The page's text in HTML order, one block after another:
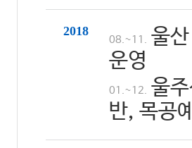
2018
08.~11. 울
운영
01.~12. 울
반, 목공